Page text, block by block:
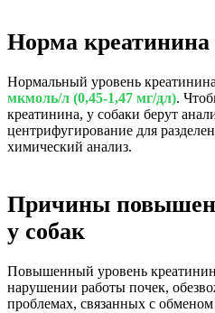
Норма креатинина
Нормальный уровень креатинина
мкмоль/л (0,45-1,47 мг/дл).
креатинина, у собаки берут
центрифугирование для
химический анализ.
Причины
у собак
Повышенный уровень
нарушении работы почек,
проблемах, связанных с